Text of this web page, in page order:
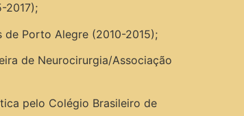
2017);
de Porto Alegre (2010-2015);
de Neurocirurgia/Associação
pelo Colégio Brasileiro de